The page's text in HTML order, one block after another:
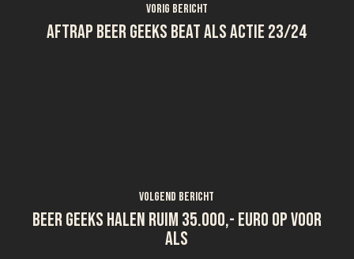
Vorig bericht
Aftrap Beer Geeks Beat ALS actie 23/24
Volgend bericht
Beer Geeks halen ruim 35.000,- euro op voor
ALS